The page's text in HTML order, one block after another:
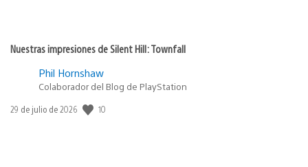
Nuestras impresiones de Silent Hill: Townfall
Phil Hornshaw
Colaborador del Blog de PlayStation
Fecha
29 de julio de 2026 10